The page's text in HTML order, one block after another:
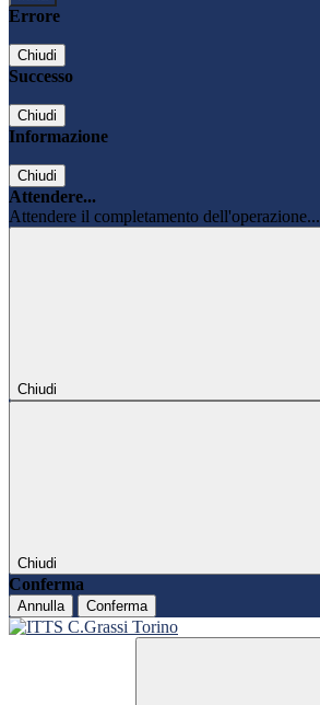
Errore
Chiudi
Successo
Chiudi
Informazione
Chiudi
Attendere...
Attendere il completamento dell'operazione...
Chiudi
Chiudi
Conferma
Annulla Conferma